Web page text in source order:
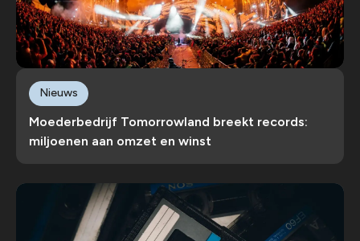
Moederbedrijf Tomorrowland breekt records:
miljoenen aan omzet en winst
Nieuws